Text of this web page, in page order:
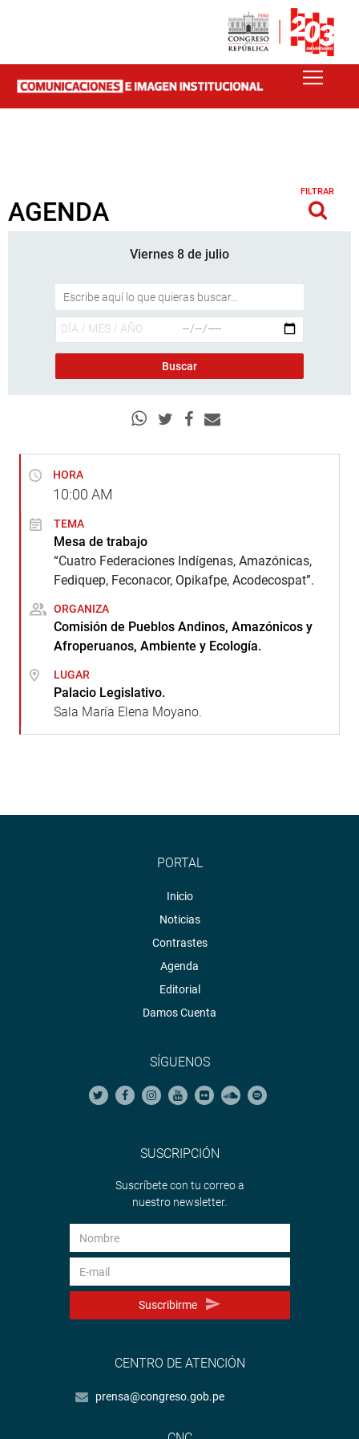
AGENDA
FILTRAR
Viernes 8 de julio
HORA
10:00 AM
TEMA
Mesa de trabajo
“Cuatro Federaciones Indígenas, Amazónicas,
Fediquep, Feconacor, Opikafpe, Acodecospat”.
ORGANIZA
Comisión de Pueblos Andinos, Amazónicos y
Afroperuanos, Ambiente y Ecología.
LUGAR
Palacio Legislativo.
Sala María Elena Moyano.
PORTAL
Inicio
Noticias
Contrastes
Agenda
Editorial
Damos Cuenta
SÍGUENOS
SUSCRIPCIÓN
Suscríbete con tu correo a
nuestro newsletter.
Suscribirme
CENTRO DE ATENCIÓN
prensa@congreso.gob.pe